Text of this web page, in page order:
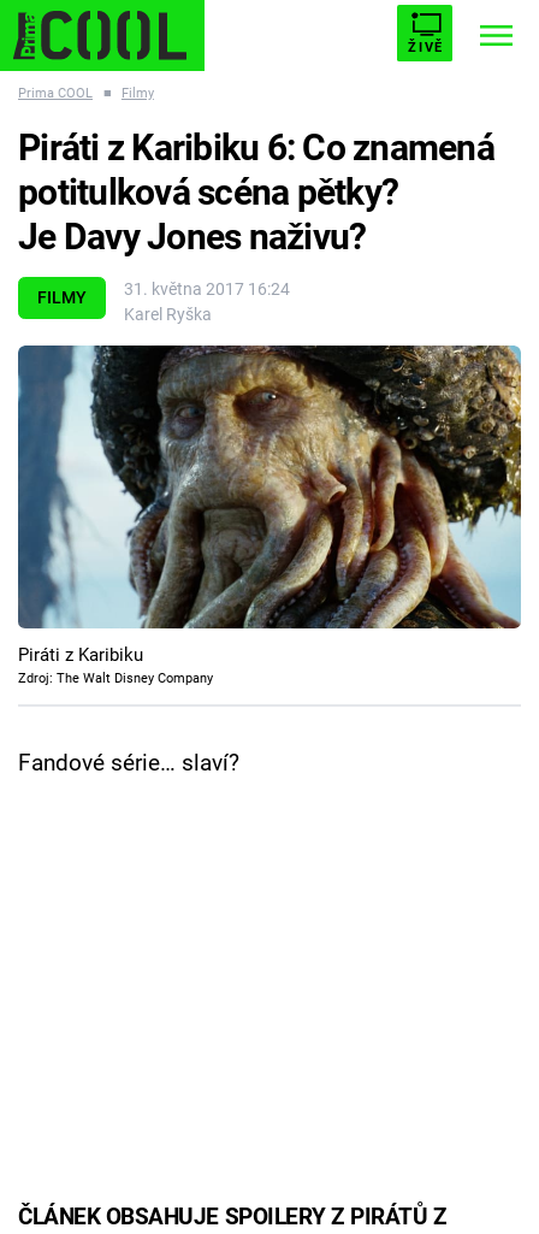
ŽIVĚ
ESCAPE PLNEJ KOTEL AVENGERS 5
Témata
Filmy
Seriály
Hry
Cool Esport
Pořady
TV Program
Prima COOL ■ Filmy
FILMY
31. května 2017 16:24
Karel Ryška
Piráti z Karibiku 6: Co znamená
potitulková scéna pětky?
Je Davy Jones naživu?
Piráti z Karibiku
Zdroj: The Walt Disney Company
Fandové série… slaví?
ČLÁNEK OBSAHUJE SPOILERY Z PIRÁTŮ Z